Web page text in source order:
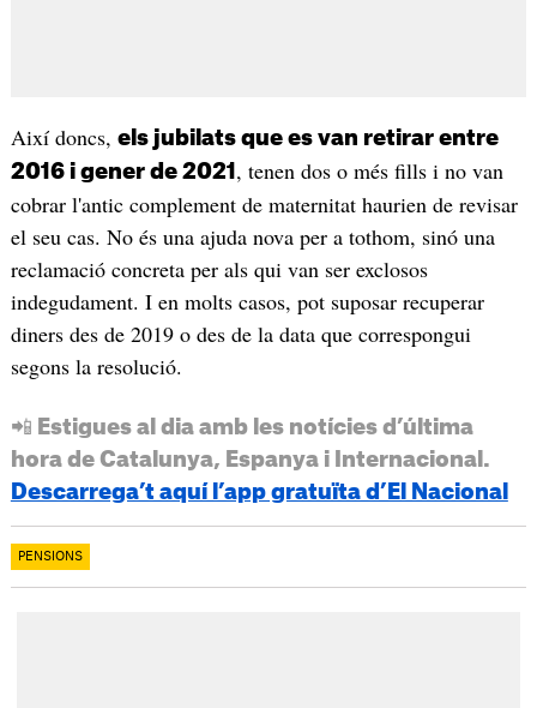
Així doncs, els jubilats que es van retirar entre
2016 i gener de 2021 , tenen dos o més fills i no van
cobrar l'antic complement de maternitat haurien de revisar
el seu cas. No és una ajuda nova per a tothom, sinó una
reclamació concreta per als qui van ser exclosos
indegudament. I en molts casos, pot suposar recuperar
diners des de 2019 o des de la data que correspongui
segons la resolució.
📲 Estigues al dia amb les notícies d’última
hora de Catalunya, Espanya i Internacional.
Descarrega’t aquí l’app gratuïta d’El Nacional
PENSIONS